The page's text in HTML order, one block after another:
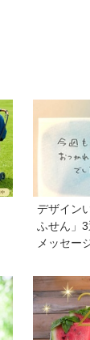
デザイン
ふせん」
メッセー
り残しま